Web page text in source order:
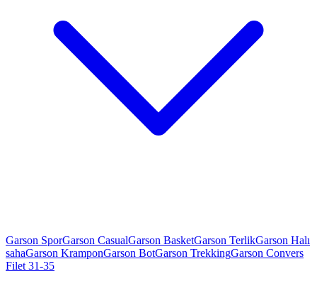
Garson SporGarson CasualGarson BasketGarson TerlikGarson Halı
sahaGarson KramponGarson BotGarson TrekkingGarson Convers
Filet 31-35